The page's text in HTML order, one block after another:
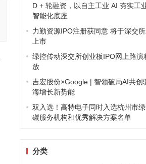
D + 轮融资，以自主工业 AI 夯实工
智能化底座
力勤资源IPO注册获同意 将于深交
上市
绿控传动深交所创业板IPO网上路演
放
吉宏股份×Google | 智领破局AI共创
海增长新势能
双入选！高特电子同时入选杭州市
碳服务机构和优秀解决方案名单
分类